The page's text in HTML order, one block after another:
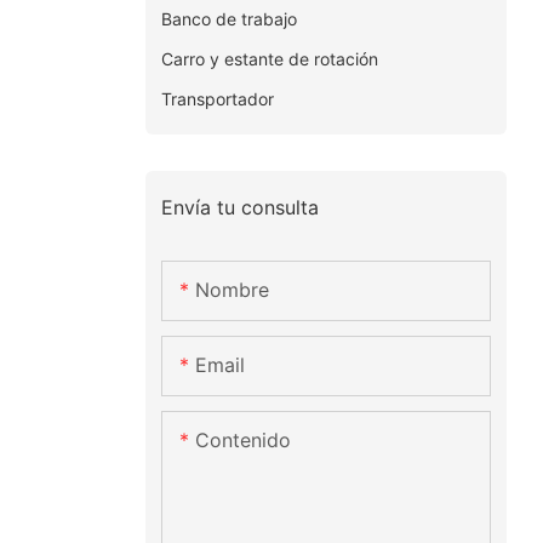
Banco de trabajo
Carro y estante de rotación
Transportador
Envía tu consulta
Nombre
Email
Contenido